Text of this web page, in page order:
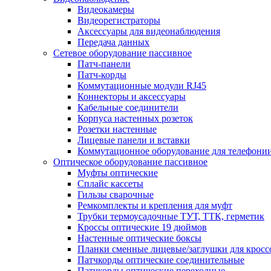
Видеокамеры
Видеорегистраторы
Аксессуары для видеонаблюдения
Передача данных
Сетевое оборудование пассивное
Патч-панели
Патч-корды
Коммутационные модули RJ45
Коннекторы и аксессуары
Кабельные соединители
Корпуса настенных розеток
Розетки настенные
Лицевые панели и вставки
Коммутационное оборудование для
Оптическое оборудование пассивное
Муфты оптические
Сплайс кассеты
Гильзы сварочные
Ремкомплекты и крепления для муфт
Трубки термоусадочные ТУТ, ТТК, герметик
Кроссы оптические 19 дюймов
Настенные оптические боксы
Планки сменные лицевые/заглушки для
Патчкорды оптические соединительные